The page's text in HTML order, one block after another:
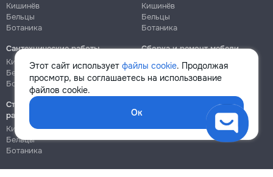
Этот сайт использует файлы cookie. Продолжая
просмотр, вы соглашаетесь на использование
файлов cookie.
Ок
Кишинёв
Бельцы
Ботаника
Кишинёв
Бельцы
Ботаника
Сантехнические работы
Кишинёв
Бельцы
Ботаника
Сборка и ремонт мебели
Кишинёв
Ботаника
Строительно-монтажные
работы
Кишинёв
Бельцы
Ботаника